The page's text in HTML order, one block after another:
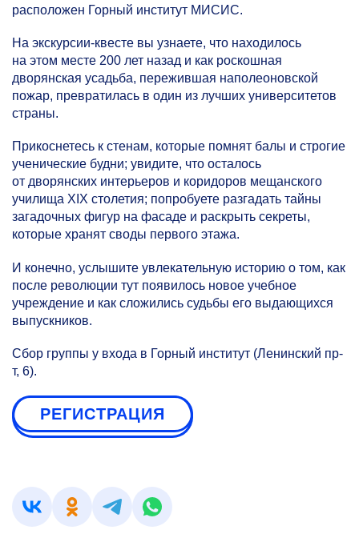
расположен Горный институт МИСИС.
На экскурсии-квесте вы узнаете, что находилось
на этом месте 200 лет назад и как роскошная
дворянская усадьба, пережившая наполеоновской
пожар, превратилась в один из лучших университетов
страны.
Прикоснетесь к стенам, которые помнят балы и строгие
ученические будни; увидите, что осталось
от дворянских интерьеров и коридоров мещанского
училища XIX столетия; попробуете разгадать тайны
загадочных фигур на фасаде и раскрыть секреты,
которые хранят своды первого этажа.
И конечно, услышите увлекательную историю о том, как
после революции тут появилось новое учебное
учреждение и как сложились судьбы его выдающихся
выпускников.
Сбор группы у входа в Горный институт (Ленинский пр-
т, 6).
РЕГИСТРАЦИЯ